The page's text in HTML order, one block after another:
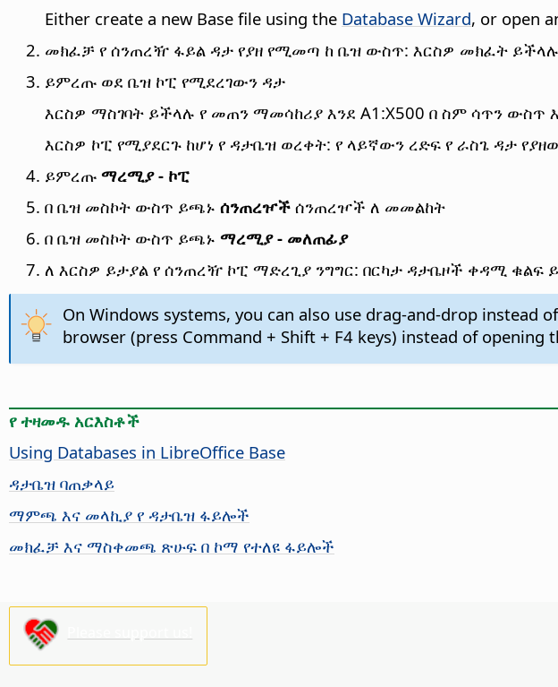
Either create a new Base file using the Database Wizard, or open
መክፈቻ የ ሰንጠረዥ ፋይል ዳታ የያዘ የሚመጣ ከ ቤዝ ውስጥ: እርስዎ መክፈት ይችላሉ
ይምረጡ ወደ ቤዝ ኮፒ የሚደረገውን ዳታ
እርስዎ ማስገባት ይችላሉ የ መጠን ማመሳከሪያ እንደ A1:X500 በ ስም ሳጥን ውስጥ
እርስዎ ኮፒ የሚያደርጉ ከሆነ የ ዳታቤዝ ወረቀት: የ ላይኛውን ረድፍ የ ራስጌ ዳታ
ይምረጡ ማረሚያ - ኮፒ
በ ቤዝ መስኮት ውስጥ ይጫኑ ሰንጠረዦች ሰንጠረዦች ለ መመልከት
በ ቤዝ መስኮት ውስጥ ይጫኑ ማረሚያ - መለጠፊያ
ለ እርስዎ ይታያል የ ሰንጠረዥ ኮፒ ማድረጊያ ንግግር: በርካታ ዳታቤዞች ቀዳሚ ቁልፍ
On Windows systems, you can also use drag-and-drop instead
browser (press Command + Shift + F4 keys) instead of opening
የ ተዛመዱ አርእስቶች
Using Databases in LibreOffice Base
ዳታቤዝ ባጠቃላይ
ማምጫ እና መላኪያ የ ዳታቤዝ ፋይሎች
መክፈቻ እና ማስቀመጫ ጽሁፍ በ ኮማ የተለዩ ፋይሎች